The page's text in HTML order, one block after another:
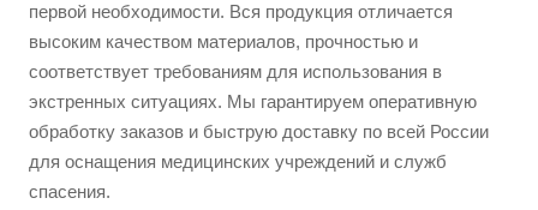
первой необходимости. Вся продукция отличается
высоким качеством материалов, прочностью и
соответствует требованиям для использования в
экстренных ситуациях. Мы гарантируем оперативную
обработку заказов и быструю доставку по всей России
для оснащения медицинских учреждений и служб
спасения.